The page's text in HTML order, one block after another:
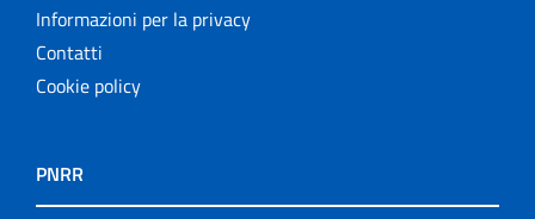
Informazioni per la privacy
Contatti
Cookie policy
PNRR